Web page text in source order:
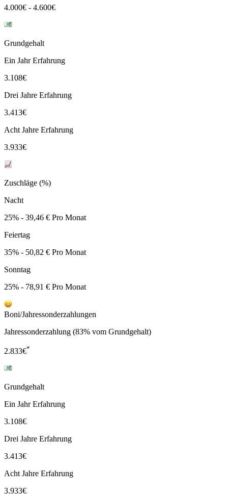
4.000€ - 4.600€
Grundgehalt
Ein Jahr Erfahrung
3.108€
Drei Jahre Erfahrung
3.413€
Acht Jahre Erfahrung
3.933€
Zuschläge (%)
Nacht
25% - 39,46 € Pro Monat
Feiertag
35% - 50,82 € Pro Monat
Sonntag
25% - 78,91 € Pro Monat
Boni/Jahressonderzahlungen
Jahressonderzahlung (83% vom Grundgehalt)
2.833€*
Grundgehalt
Ein Jahr Erfahrung
3.108€
Drei Jahre Erfahrung
3.413€
Acht Jahre Erfahrung
3.933€